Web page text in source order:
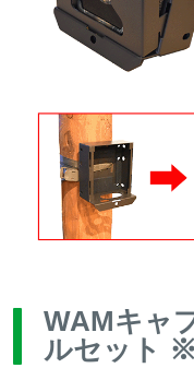
WAMキャ
ルセット